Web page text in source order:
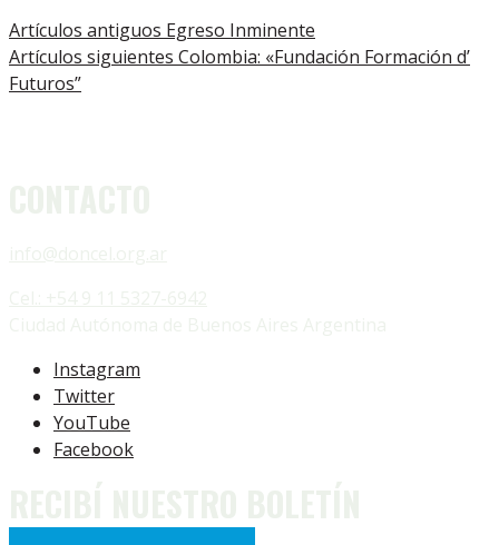
Artículos antiguos Egreso Inminente
Artículos siguientes Colombia: «Fundación Formación d’
Futuros”
Instagram
Twitter
YouTube
Facebook